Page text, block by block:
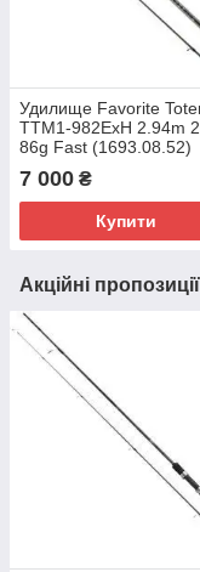
Удилище Favorite
TTM1-982ExH 2.94m
86g Fast (1693.08.52)
7 000 ₴
Купити
Акційні